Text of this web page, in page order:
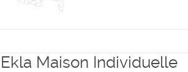
Ekla Maison Individuelle